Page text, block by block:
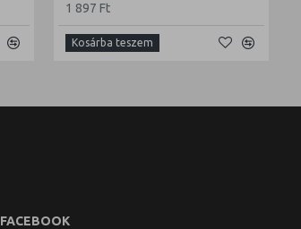
1 897 Ft
Kosárba teszem
FACEBOOK